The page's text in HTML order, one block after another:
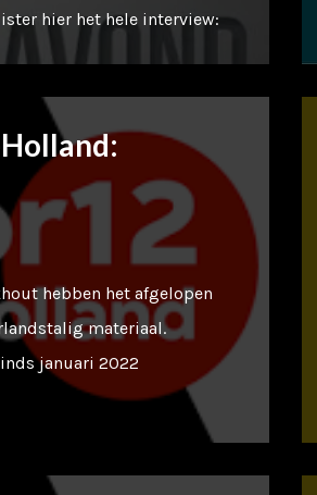
hier het hele interview:
hebben het afgelopen
materiaal.
januari 2022